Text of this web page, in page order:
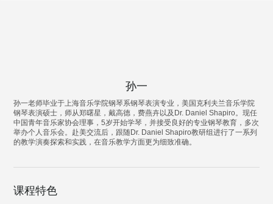
孙一
孙一老师毕业于上海音乐学院钢琴系钢琴表演专业，美国克利夫兰音乐学院
钢琴表演硕士，师从郑曙星，戴高德，费燕卉以及Dr. Daniel Shapiro。现任
中国青年音乐家协会理事，5岁开始学琴，并接受良好的专业钢琴教育，多次
举办个人音乐会。赴美交流后，跟随Dr. Daniel Shapiro教研组进行了一系列
的教学演奏探索和实践，在音乐教学方面更为细致准确。
课程特色